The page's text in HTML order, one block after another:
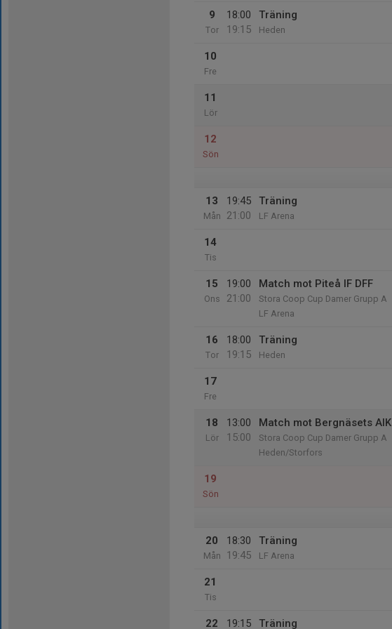
9
Tor
18:00
19:15
Träning
Heden
10
Fre
11
Lör
12
Sön
13
Mån
19:45
21:00
Träning
LF Arena
14
Tis
15
Ons
19:00
21:00
Match mot Piteå IF DFF
Stora Coop Cup Damer Grupp A
LF Arena
16
Tor
18:00
19:15
Träning
Heden
17
Fre
18
Lör
13:00
15:00
Match mot Bergnäsets AIK
Stora Coop Cup Damer Grupp A
Heden/Storfors
19
Sön
20
Mån
18:30
19:45
Träning
LF Arena
21
Tis
22
19:15
Träning